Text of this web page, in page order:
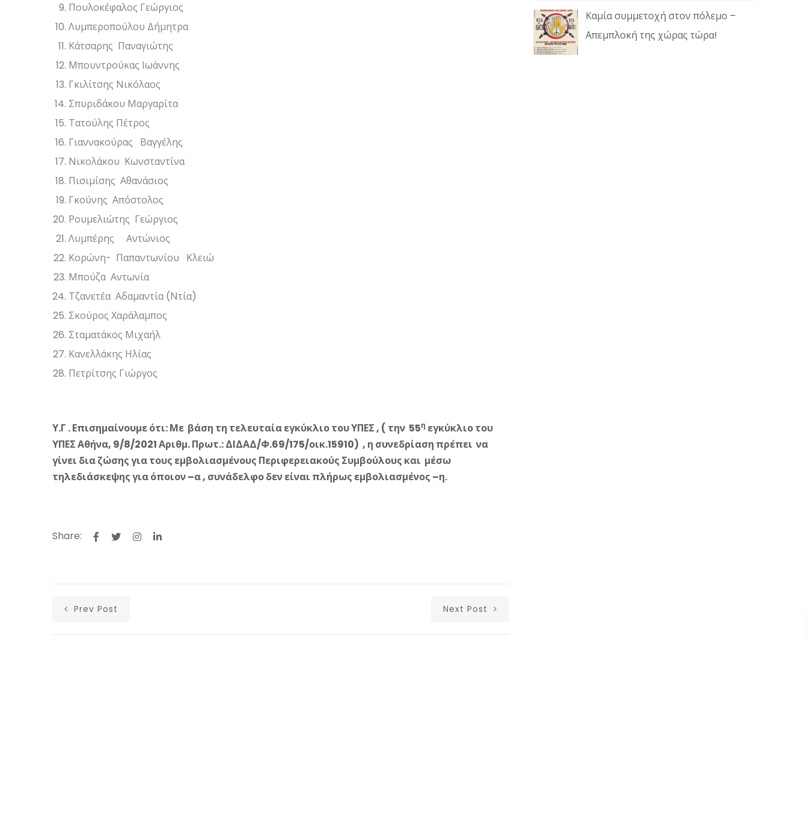
Πουλοκέφαλος Γεώργιος
Λυμπεροπούλου Δήμητρα
Κάτσαρης Παναγιώτης
Μπουντρούκας Ιωάννης
Γκιλίτσης Νικόλαος
Σπυριδάκου Μαργαρίτα
Τατούλης Πέτρος
Γιαννακούρας Βαγγέλης
Νικολάκου Κωνσταντίνα
Πισιμίσης Αθανάσιος
Γκούνης Απόστολος
Ρουμελιώτης Γεώργιος
Λυμπέρης Αντώνιος
Κορώνη- Παπαντωνίου Κλειώ
Μπούζα Αντωνία
Τζανετέα Αδαμαντία (Ντία)
Σκούρος Χαράλαμπος
Σταματάκος Μιχαήλ
Κανελλάκης Ηλίας
Πετρίτσης Γιώργος
Υ.Γ . Επισημαίνουμε ότι: Με βάση τη τελευταία εγκύκλιο του ΥΠΕΣ , ( την 55η εγκύκλιο του
ΥΠΕΣ Αθήνα, 9/8/2021 Αριθμ. Πρωτ.: ΔΙΔΑΔ/Φ.69/175/οικ.15910) , η συνεδρίαση πρέπει να
γίνει δια ζώσης για τους εμβολιασμένους Περιφερειακούς Συμβούλους και μέσω
τηλεδιάσκεψης για όποιον –α , συνάδελφο δεν είναι πλήρως εμβολιασμένος –η.
Share:
Prev Post Next Post
Καμία συμμετοχή στον πόλεμο –
Απεμπλοκή της χώρας τώρα!